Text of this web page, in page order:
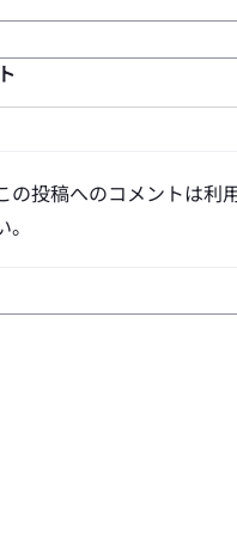
の投稿へのコメントは利
。